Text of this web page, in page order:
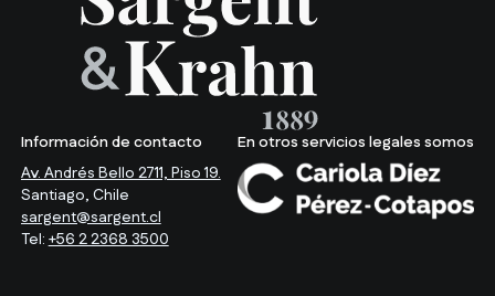
Información de contacto
Av. Andrés Bello 2711, Piso 19.
Santiago, Chile
sargent@sargent.cl
Tel:+56 2 2368 3500
En otros servicios legales somos